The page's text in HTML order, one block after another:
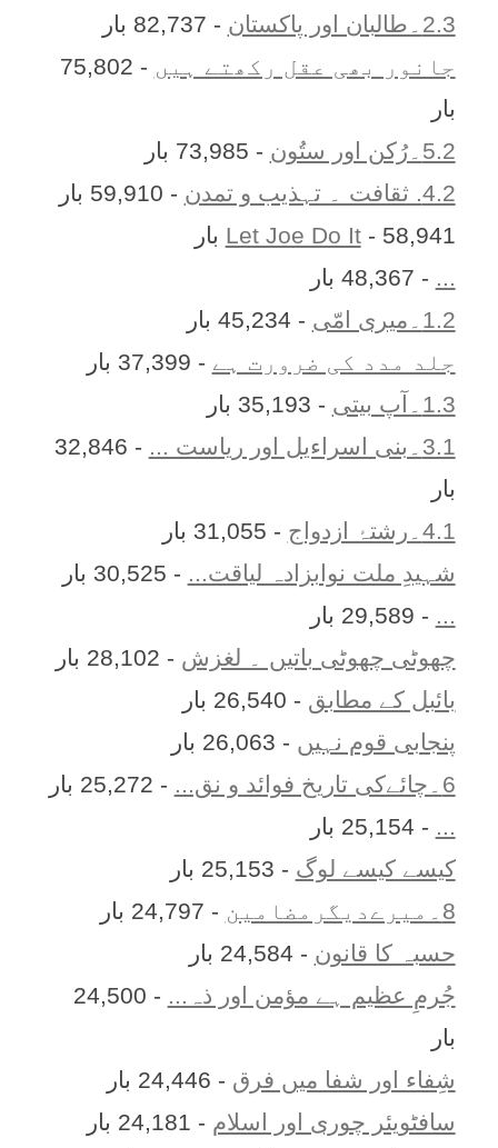
2.3۔طالبان اور پاکستان
- 82,737 بار
جانور بھی عقل رکھتے ہیں
- 75,802
بار
5.2۔رُکن اور ستُون
- 73,985 بار
4.2. ثقافت ۔ تہذیب و تمدن
- 59,910 بار
Let Joe Do It- 58,941 بار
... - 48,367 بار
1.2۔میری امّی
- 45,234 بار
جلد مدد کی ضرورت ہے - 37,399 بار
1.3۔آپ بیتی
- 35,193 بار
3.1۔بنی اسراءیل اور ریاست ...
- 32,846
بار
4.1۔رشتۂ ازدواج
- 31,055 بار
شہیدِ ملت نوابزادہ لیاقت... - 30,525 بار
... - 29,589 بار
چھوٹی چھوٹی باتیں ۔ لغزش - 28,102 بار
بائبل کے مطابق - 26,540 بار
پنجابی قوم نہیں - 26,063 بار
6۔چائےکی تاریخ فوائد و نق...
- 25,272 بار
... - 25,154 بار
کیسے کیسے لوگ - 25,153 بار
8۔میرےدیگرمضامین
- 24,797 بار
حسبہ کا قانون - 24,584 بار
جُرمِ عظیم ہے مؤمن اور ذہ...
- 24,500
بار
شِفاء اور شفا میں فرق - 24,446 بار
سافٹویئر چوری اور اسلام - 24,181 بار